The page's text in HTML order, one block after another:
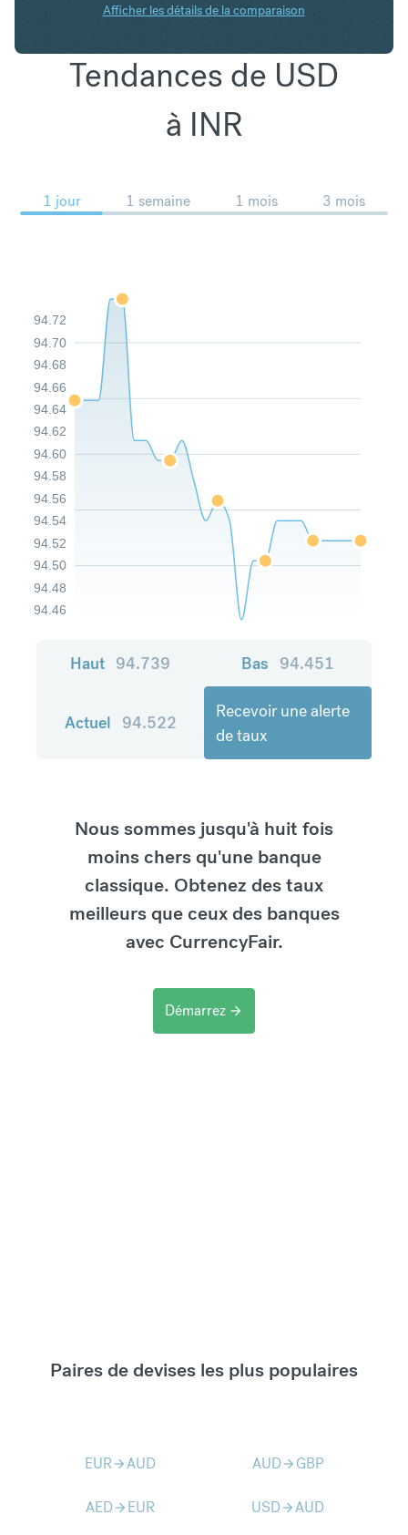
Afficher les détails de la comparaison
Tendances de USD
à INR
1 jour 1 semaine 1 mois 3 mois
94.46
94.48
94.50
94.52
94.54
94.56
94.58
94.60
94.62
94.64
94.66
94.68
94.70
94.72
Haut 94.739 Bas 94.451
Actuel 94.522
Recevoir une alerte
de taux
Nous sommes jusqu'à huit fois
moins chers qu'une banque
classique. Obtenez des taux
meilleurs que ceux des banques
avec CurrencyFair.
Démarrez arrow_forward
Paires de devises les plus populaires
EURarrow_forwardAUD AUDarrow_forward GBP
AEDarrow_forward EUR USDarrow_forwardAUD